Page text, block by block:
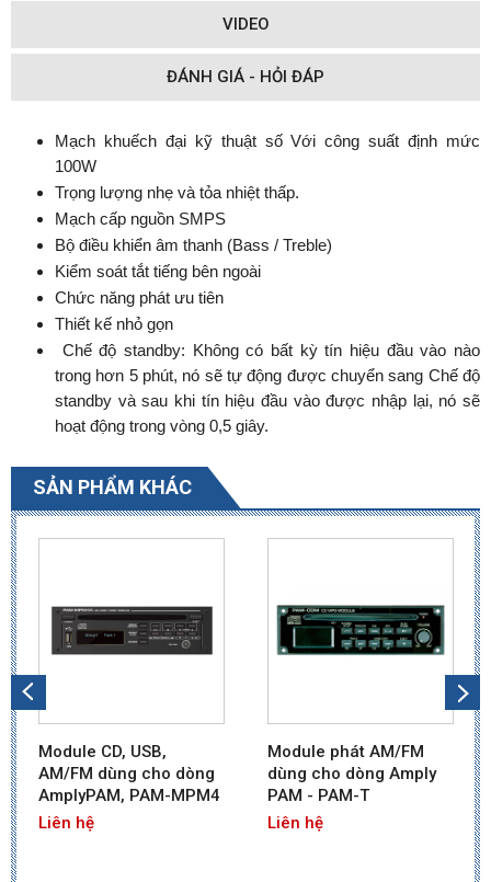
VIDEO
ĐÁNH GIÁ - HỎI ĐÁP
Mạch khuếch đại kỹ thuật số Với công suất định mức
100W
Trọng lượng nhẹ và tỏa nhiệt thấp.
Mạch cấp nguồn SMPS
Bộ điều khiển âm thanh (Bass / Treble)
Kiểm soát tắt tiếng bên ngoài
Chức năng phát ưu tiên
Thiết kế nhỏ gọn
Chế độ standby: Không có bất kỳ tín hiệu đầu vào nào
trong hơn 5 phút, nó sẽ tự động được chuyển sang Chế độ
standby và sau khi tín hiệu đầu vào được nhập lại, nó sẽ
hoạt động trong vòng 0,5 giây.
SẢN PHẨM KHÁC
Module CD, USB,
AM/FM dùng cho dòng
AmplyPAM, PAM-MPM4
Liên hệ
Module phát AM/FM
dùng cho dòng Amply
PAM - PAM-T
Liên hệ